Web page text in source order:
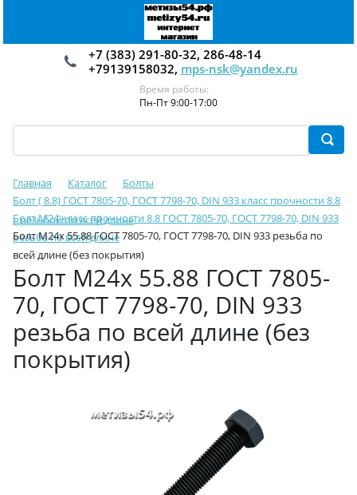
+7 (383) 291-80-32, 286-48-14
+79139158032, mps-nsk@yandex.ru
Время работы:
Пн-Пт 9:00-17:00
Главная Каталог
Болты
Болт ( 8.8) ГОСТ 7805-70, ГОСТ 7798-70, DIN 933 класс прочности 8.8
с резьбой по всей длине
Болт М24 класс прочности 8.8 ГОСТ 7805-70, ГОСТ 7798-70, DIN 933
резьба по всей длине
Болт М24х 55.88 ГОСТ 7805-70, ГОСТ 7798-70, DIN 933 резьба по
всей длине (без покрытия)
Болт М24х 55.88 ГОСТ 7805-
70, ГОСТ 7798-70, DIN 933
резьба по всей длине (без
покрытия)